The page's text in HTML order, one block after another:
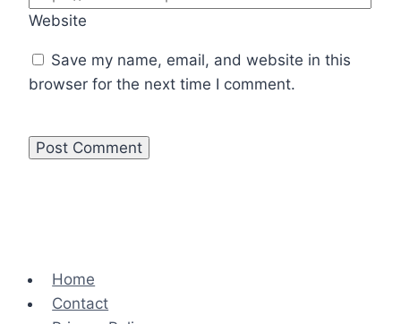
Website
Save my name, email, and website in this
browser for the next time I comment.
Home
Contact